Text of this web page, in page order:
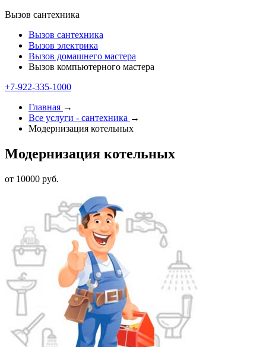
Вызов сантехника
Вызов сантехника
Вызов электрика
Вызов домашнего мастера
Вызов компьютерного мастера
+7-922-335-1000
Главная →
Все услуги - cантехника →
Модернизация котельных
Модернизация котельных
от 10000 руб.